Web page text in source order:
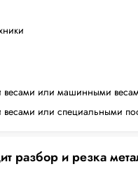
весами или машинными
или специальными
разбор и резка